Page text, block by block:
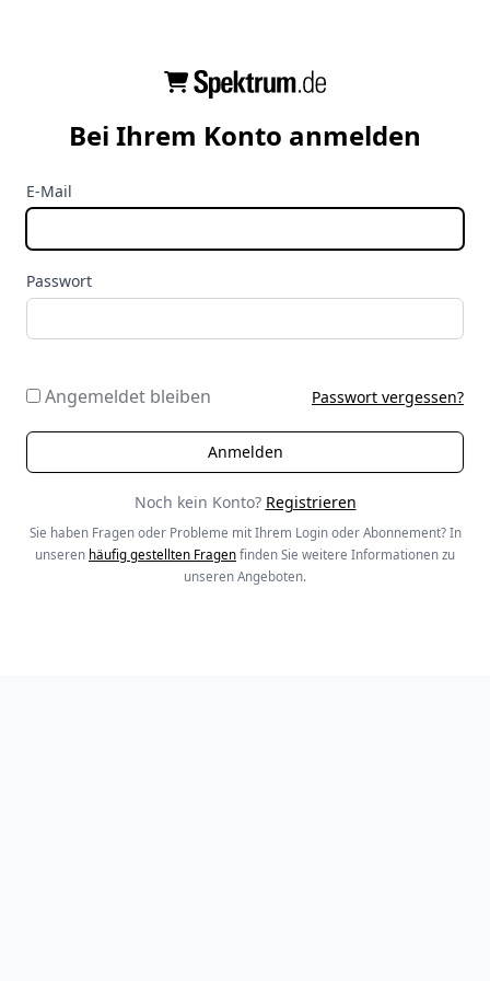
Bei Ihrem Konto anmelden
E-Mail
Passwort
Angemeldet bleiben Passwort vergessen?
Noch kein Konto? Registrieren
Sie haben Fragen oder Probleme mit Ihrem Login oder Abonnement? In
unseren häufig gestellten Fragen finden Sie weitere Informationen zu
unseren Angeboten.